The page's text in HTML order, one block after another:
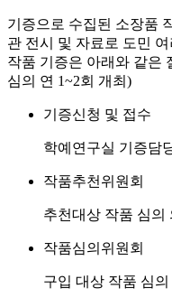
기증으로 수집된 소장품
관 전시 및 자료로 도민
작품 기증은 아래와 같은
심의 연 1~2회 개최)
기증신청 및 접수
학예연구실 기증담
작품추천위원회
추천대상 작품 심의
작품심의위원회
구입 대상 작품 심